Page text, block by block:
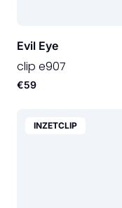
Evil Eye
clip e907
€59
INZETCLIP